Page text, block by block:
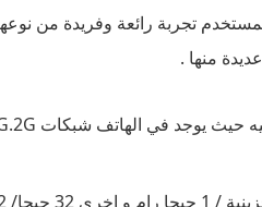
تجربة رائعة وفريدة من